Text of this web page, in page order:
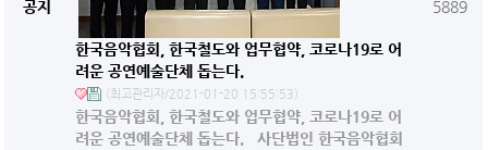
공지
한국음악협회, 한국철도와 업무협약, 코로나19로 어
려운 공연예술단체 돕는다.
(최고관리자/2021-01-20 15:55:53)
한국음악협회, 한국철도와 업무협약, 코로나19로 어
려운 공연예술단체 돕는다. 사단법인 한국음악협회
5889